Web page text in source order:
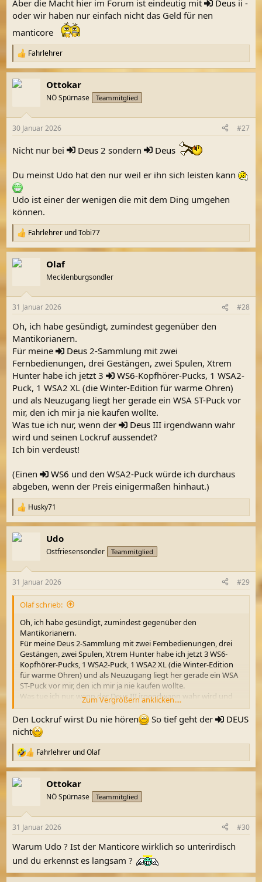
Aber die Macht hier im Forum ist eindeutig mit Deus ii -
oder wir haben nur einfach nicht das Geld für nen
manticore
R
e
a
k
e
:
Fahrlehrer
Ottokar
NÖ Spürnase Teammitglied
30 Januar 2026 #27
Nicht nur bei Deus 2 sondern Deus
Du meinst Udo hat den nur weil er ihn sich leisten kann
Udo ist einer der wenigen die mit dem Ding umgehen
können.
R
e
a
k
e
:
Fahrlehrer undTobi77
Olaf
Mecklenburgsondler
31 Januar 2026 #28
Oh, ich habe gesündigt, zumindest gegenüber den
Mantikorianern.
Für meine
Deus 2-Sammlung mit zwei
Fernbedienungen, drei Gestängen, zwei Spulen, Xtrem
Hunter habe ich jetzt 3
WS6-Kopfhörer-Pucks, 1 WSA2-
Puck, 1 WSA2 XL (die Winter-Edition für warme Ohren)
und als Neuzugang liegt her gerade ein WSA ST-Puck vor
mir, den ich mir ja nie kaufen wollte.
Was tue ich nur, wenn der
Deus III irgendwann wahr
wird und seinen Lockruf aussendet?
Ich bin verdeust!
(Einen WS6 und den WSA2-Puck würde ich durchaus
abgeben, wenn der Preis einigermaßen hinhaut.)
R
e
a
k
e
n
Husky71
Udo
Ostfriesensondler Teammitglied
31 Januar 2026 #29
Olaf schrieb:
Oh, ich habe gesündigt, zumindest gegenüber den
Mantikorianern.
Für meine Deus 2-Sammlung mit zwei Fernbedienungen, drei
Gestängen, zwei Spulen, Xtrem Hunter habe ich jetzt 3 WS6-
Kopfhörer-Pucks, 1 WSA2-Puck, 1 WSA2 XL (die Winter-Edition
für warme Ohren) und als Neuzugang liegt her gerade ein WSA
ST-Puck vor mir, den ich mir ja nie kaufen wollte.
Was tue ich nur, wenn der Deus III irgendwann wahr wird und
seinen Lockruf aussendet?
Ich bin verdeust!
(Einen WS6 und den WSA2-Puck würde ich durchaus abgeben,
wenn der Preis einigermaßen hinhaut.)
Zum Vergrößern anklicken....
Den Lockruf wirst Du nie hören So tief geht der
DEUS
nicht
R
e
a
k
e
:
Fahrlehrer undOlaf
Ottokar
NÖ Spürnase Teammitglied
31 Januar 2026 #30
Warum Udo ? Ist der Manticore wirklich so unterirdisch
und du erkennst es langsam ?